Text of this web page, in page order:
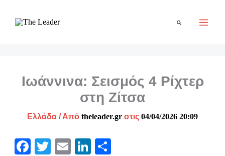
Αναζήτηση
Ιωάννινα: Σεισμός 4 Ρίχτερ
στη Ζίτσα
Ελλάδα / Από theleader.gr στις 04/04/2026 20:09
Fa T
E
Li